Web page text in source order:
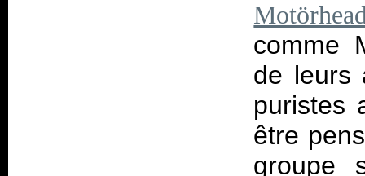
comme
de leurs
puristes
être
groupe